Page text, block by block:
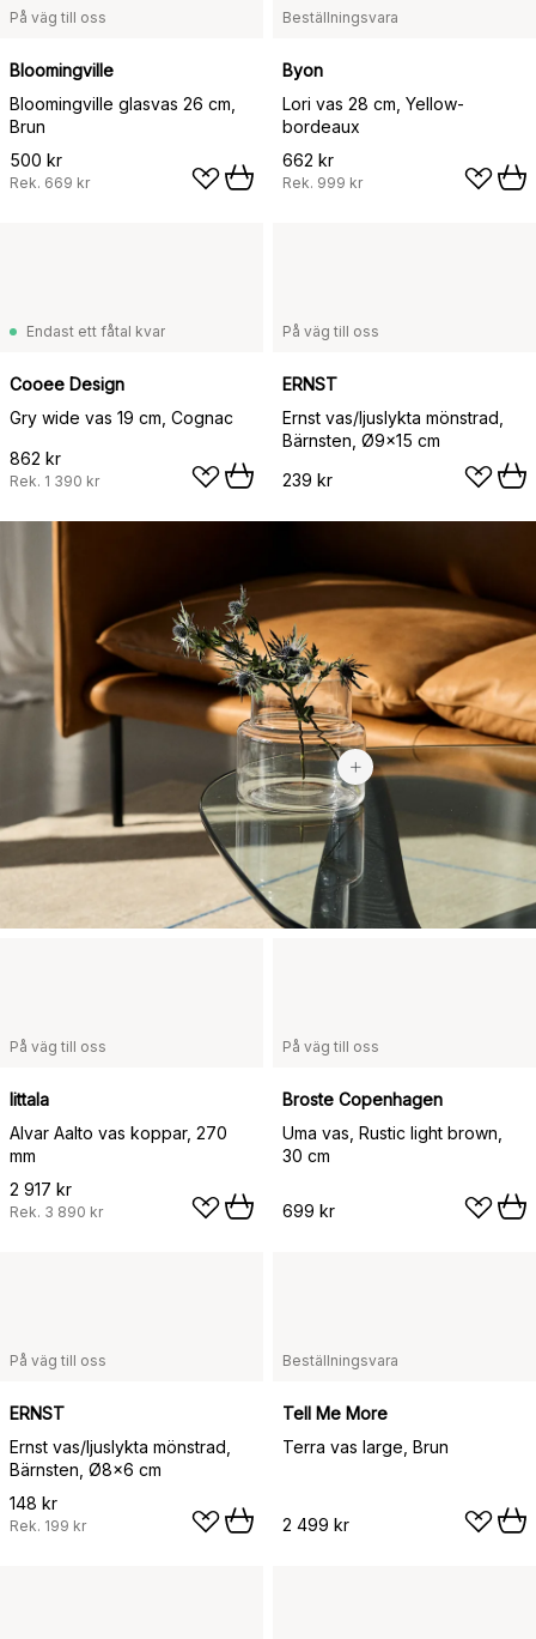
På väg till oss
Bloomingville
Bloomingville glasvas 26 cm,
Brun
500 kr
Rek. 669 kr
Beställningsvara
Byon
Lori vas 28 cm, Yellow-
bordeaux
662 kr
Rek. 999 kr
Endast ett fåtal kvar
Cooee Design
Gry wide vas 19 cm, Cognac
862 kr
Rek. 1 390 kr
På väg till oss
ERNST
Ernst vas/ljuslykta mönstrad,
Bärnsten, Ø9x15 cm
239 kr
439 kr
På väg till oss
Iittala
Alvar Aalto vas koppar, 270
mm
2 917 kr
Rek. 3 890 kr
På väg till oss
Broste Copenhagen
Uma vas, Rustic light brown,
30 cm
699 kr
På väg till oss
ERNST
Ernst vas/ljuslykta mönstrad,
Bärnsten, Ø8x6 cm
148 kr
Rek. 199 kr
Beställningsvara
Tell Me More
Terra vas large, Brun
2 499 kr